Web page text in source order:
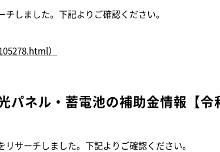
しました。下記よりご確認ください。
）
パネル・蓄電池の補助金情報 【
サーチしました。下記よりご確認ください。